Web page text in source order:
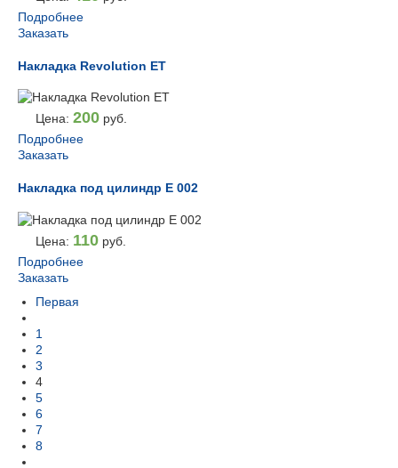
Подробнее
Заказать
Накладка Revolution ET
Цена: 200 руб.
Подробнее
Заказать
Накладка под цилиндр Е 002
Цена: 110 руб.
Подробнее
Заказать
Первая
1
2
3
4
5
6
7
8